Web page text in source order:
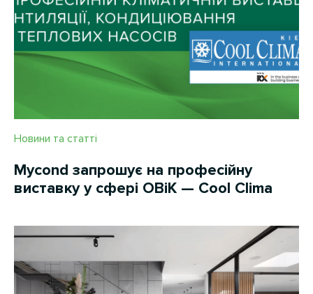
Новини та статті
Mycond запрошує на професійну
виставку у сфері ОВіК — Cool Clima